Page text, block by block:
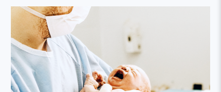
線上列印收據流程說明
2020.04.06 學會會務
本網站建議以Firefox或Google Chrome等瀏覽器瀏覽。